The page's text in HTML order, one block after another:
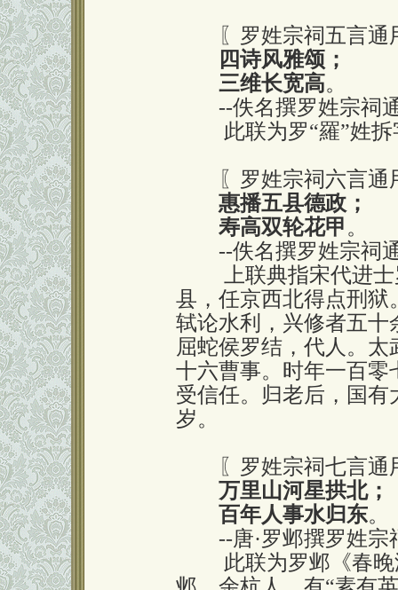
〖罗姓宗祠五言通
四诗风雅颂；
三维长宽高。
--佚名撰罗姓宗祠
此联为罗“羅”姓拆
〖罗姓宗祠六言通
惠播五县德政；
寿高双轮花甲。
--佚名撰罗姓宗祠
上联典指宋代进士
县，任京西北得点刑
轼论水利，兴修者五
屈蛇侯罗结，代人。
十六曹事。时年一百
受信任。归老后，国
岁。
〖罗姓宗祠七言通
万里山河星拱北；
百年人事水归东。
--唐·罗邺撰罗姓宗
此联为罗邺《春晚